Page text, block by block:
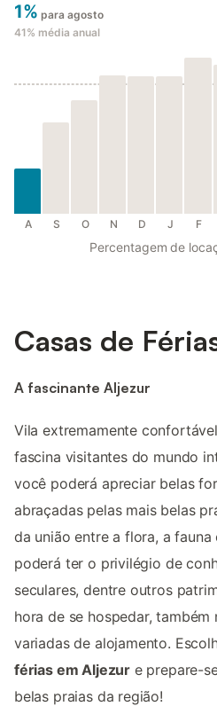
1% para agosto
41% média anual
A S O N D J F
Percentagem de
Casas de
A fascinante Aljezur
Vila extremamente
fascina visitantes do mundo
você poderá apreciar belas
abraçadas pelas mais belas
da união entre a flora, a fauna
poderá ter o privilégio de
seculares, dentre outros
hora de se hospedar,
variadas de alojamento.
férias em Aljezur e prepare-
belas praias da região!